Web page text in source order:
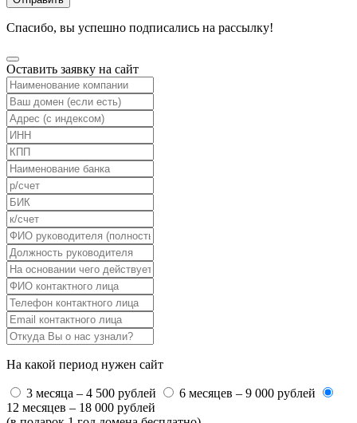
Спасибо, вы успешно подписались на рассылку!
Оставить заявку на сайт
На какой период нужен сайт
3 месяца – 4 500 рублей
6 месяцев – 9 000 рублей
12 месяцев – 18 000 рублей